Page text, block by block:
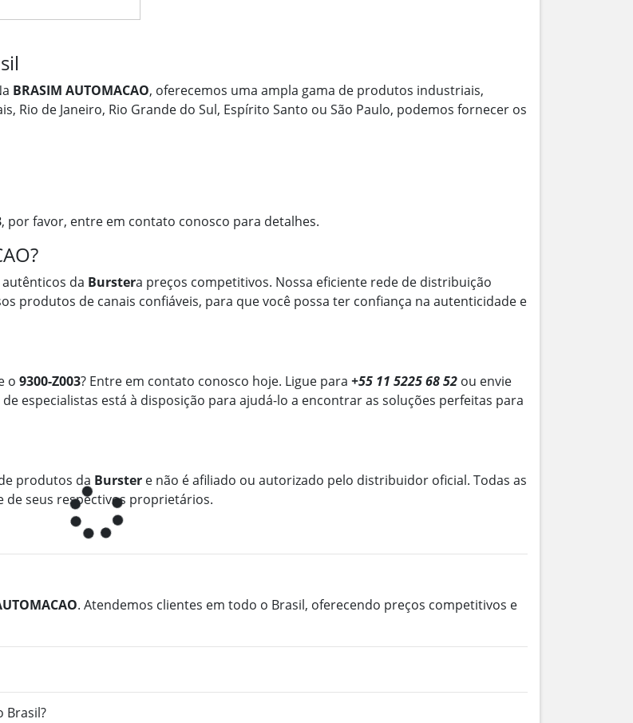
BRASIM AUTOMACAO, oferecemos uma ampla gama de produtos industriais,
Rio de Janeiro, Rio Grande do Sul, Espírito Santo ou São Paulo, podemos fornecer os
, por favor, entre em contato conosco para detalhes.
da Burstera preços competitivos. Nossa eficiente rede de distribuição
produtos de canais confiáveis, para que você possa ter confiança na autenticidade e
o 9300-Z003? Entre em contato conosco hoje. Ligue para +55 11 5225 68 52 ou envie
especialistas está à disposição para ajudá-lo a encontrar as soluções perfeitas para
produtos da Burster e não é afiliado ou autorizado pelo distribuidor oficial. Todas as
de seus respectivos proprietários.
. Atendemos clientes em todo o Brasil, oferecendo preços competitivos e
Brasil?